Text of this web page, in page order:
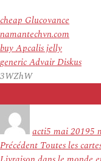
cheap Glucovance
namantechvn.com
buy Apcalis jelly
generic Advair Diskus
3WZhW
actile
5 mai 20195
Navigation
Précédent Article
Toutes les